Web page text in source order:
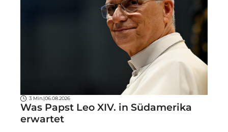
3 Min.| 06.08.2026
Was Papst Leo XIV. in Südamerika
erwartet